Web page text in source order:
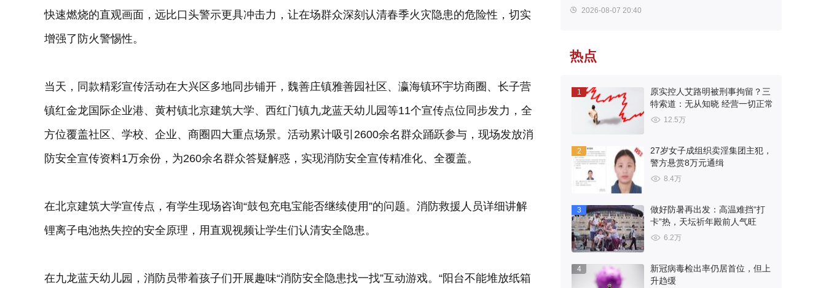
快速燃烧的直观画面，远比口头警示更具冲击力，让在场群众深刻认清春季火灾隐患的危险性，切实
增强了防火警惕性。
当天，同款精彩宣传活动在大兴区多地同步铺开，魏善庄镇雅善园社区、瀛海镇环宇坊商圈、长子营
镇红金龙国际企业港、黄村镇北京建筑大学、西红门镇九龙蓝天幼儿园等11个宣传点位同步发力，全
方位覆盖社区、学校、企业、商圈四大重点场景。活动累计吸引2600余名群众踊跃参与，现场发放消
防安全宣传资料1万余份，为260余名群众答疑解惑，实现消防安全宣传精准化、全覆盖。
在北京建筑大学宣传点，有学生现场咨询“鼓包充电宝能否继续使用”的问题。消防救援人员详细讲解
锂离子电池热失控的安全原理，用直观视频让学生们认清安全隐患。
在九龙蓝天幼儿园，消防员带着孩子们开展趣味“消防安全隐患找一找”互动游戏。“阳台不能堆放纸箱
2026-08-07 20:40
热点
1
原实控人艾路明被刑事拘留？三
特索道：无从知晓 经营一切正常
12.5万
2
27岁女子成组织卖淫集团主犯，
警方悬赏8万元通缉
8.4万
3
做好防暑再出发：高温难挡“打
卡”热，天坛祈年殿前人气旺
6.2万
4
新冠病毒检出率仍居首位，但上
升趋缓